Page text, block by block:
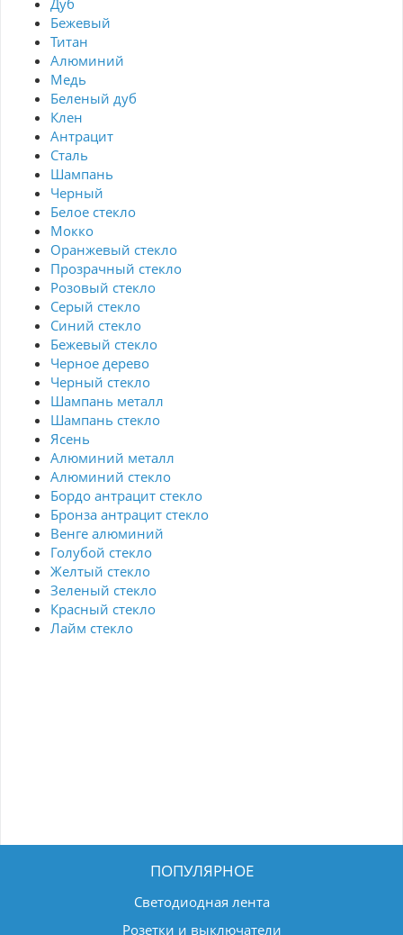
Дуб
Бежевый
Титан
Алюминий
Медь
Беленый дуб
Клен
Антрацит
Сталь
Шампань
Черный
Белое стекло
Мокко
Оранжевый стекло
Прозрачный стекло
Розовый стекло
Серый стекло
Синий стекло
Бежевый стекло
Черное дерево
Черный стекло
Шампань металл
Шампань стекло
Ясень
Алюминий металл
Алюминий стекло
Бордо антрацит стекло
Бронза антрацит стекло
Венге алюминий
Голубой стекло
Желтый стекло
Зеленый стекло
Красный стекло
Лайм стекло
ПОПУЛЯРНОЕ
Светодиодная лента
Розетки и выключатели